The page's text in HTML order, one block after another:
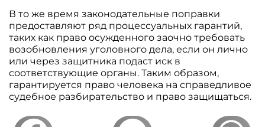
В то же время законодательные поправки
предоставляют ряд процессуальных гарантий,
таких как право осужденного заочно требовать
возобновления уголовного дела, если он лично
или через защитника подаст иск в
соответствующие органы. Таким образом,
гарантируется право человека на справедливое
судебное разбирательство и право защищаться.